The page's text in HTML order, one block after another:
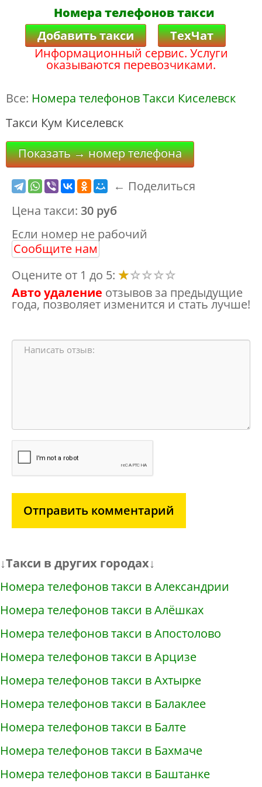
Номера телефонов такси
Добавить такси
ТехЧат
Информационный сервис. Услуги
оказываются перевозчиками.
Все: Номера телефонов Такси Киселевск
Такси Кум Киселевск
Показать → номер телефона
← Поделиться
Цена такси: 30 руб
Если номер не рабочий
Сообщите нам
Оцените от 1 до 5:
Авто удаление отзывов за предыдущие
года, позволяет изменится и стать лучше!
Отправить комментарий
↓Такси в других городах↓
Номера телефонов такси в Александрии
Номера телефонов такси в Алёшках
Номера телефонов такси в Апостолово
Номера телефонов такси в Арцизе
Номера телефонов такси в Ахтырке
Номера телефонов такси в Балаклее
Номера телефонов такси в Балте
Номера телефонов такси в Бахмаче
Номера телефонов такси в Баштанке